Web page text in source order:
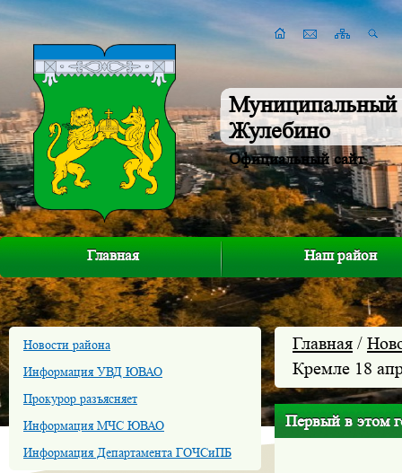
Муниципальный
Жулебино
Официальный сайт
Главная Наш район
Новости района
Информация УВД ЮВАО
Прокурор разъясняет
Информация МЧС ЮВАО
Информация Департамента ГОЧСиПБ
Главная /
Кремле 18
Первый в этом